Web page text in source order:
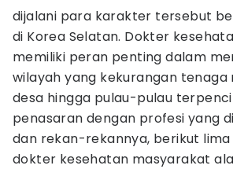
dijalani para karakter tersebut
di Korea Selatan. Dokter
memiliki peran penting dalam
wilayah yang kekurangan tenaga
desa hingga pulau-pulau
penasaran dengan profesi yang
dan rekan-rekannya, berikut
dokter kesehatan masyarakat ala